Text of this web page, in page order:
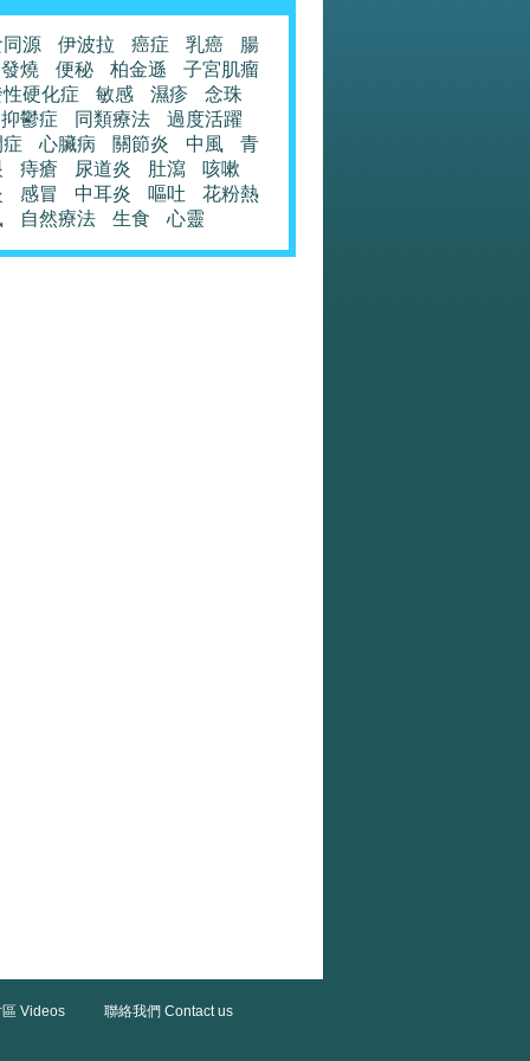
源 伊波拉 癌症 乳癌
腸
發燒
便秘 柏金遜
子宮肌瘤
硬化症
敏感 濕疹
念珠
抑鬱症
同類療法
過度活躍
心臟病 關節炎 中風
青
痔瘡 尿道炎 肚瀉
咳嗽
感冒 中耳炎 嘔吐
花粉熱
自然療法 生食 心靈
Videos 聯絡我們 Contact us